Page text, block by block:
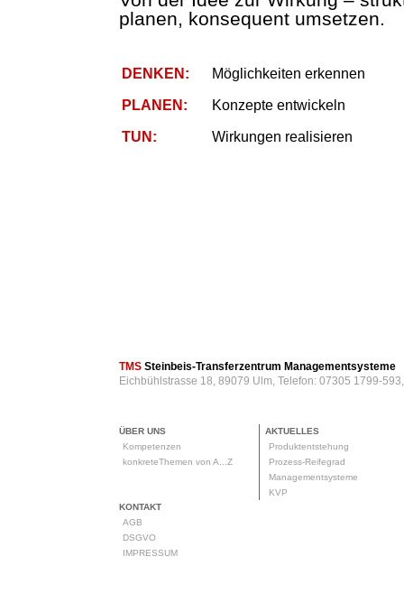
planen, konsequent umsetzen.
DENKEN: Möglichkeiten erkennen
PLANEN: Konzepte entwickeln
TUN: Wirkungen realisieren
TMS Steinbeis-Transferzentrum Managementsysteme
Eichbühlstrasse 18, 89079 Ulm, Telefon: 07305 1799-
ÜBER UNS
Kompetenzen
konkreteThemen von A...Z
AKTUELLES
Produktentstehung
Prozess-Reifegrad
Managementsysteme
KVP
KONTAKT
AGB
DSGVO
IMPRESSUM